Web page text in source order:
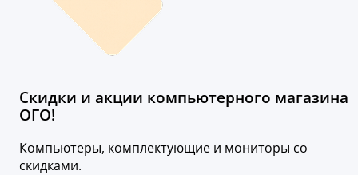
Скидки и акции компьютерного магазина
ОГО!
Компьютеры, комплектующие и мониторы со
скидками.